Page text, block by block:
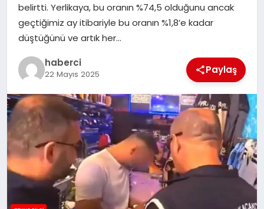
TEKNOLOJI
YAŞAM
belirtti. Yerlikaya, bu oranın %74,5 olduğunu ancak
geçtiğimiz ay itibariyle bu oranın %1,8’e kadar
düştüğünü ve artık her…
haberci
22 Mayıs 2025 Paylaş